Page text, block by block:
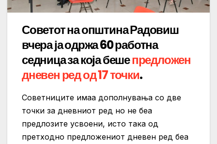
Советот на општина Радовиш
вчера ја одржа 60 работна
седница за која бешепредложен
дневен ред од 17 точки.
Советниците имаа дополнувања со две
точки за дневниот ред но не беа
предлозите усвоени, исто така од
претходно предложениот дневен ред беа